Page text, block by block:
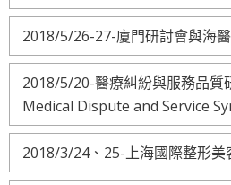
2018/5/26-27-廈門研討會與海
2018/5/20-醫療糾紛與服務品質
Medical Dispute and Service
2018/3/24、25-上海國際整形美